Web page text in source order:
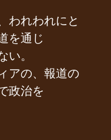
われわれにと
を通じ
。
アの、報道の
政治を